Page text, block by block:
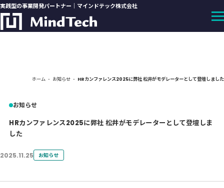
実践型の事業開発パートナー｜マインドテック株式会社
ホーム お知らせ HRカンファレンス2025に弊社 松井がモデレーターとして登壇しました
お知らせ
HRカンファレンス2025に弊社 松井がモデレーターとして登壇しま
した
2025.11.25 お知らせ